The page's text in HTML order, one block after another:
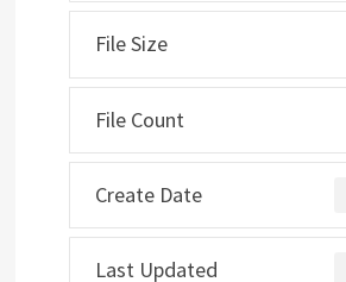
File Size
File Count
Create Date
Last Updated